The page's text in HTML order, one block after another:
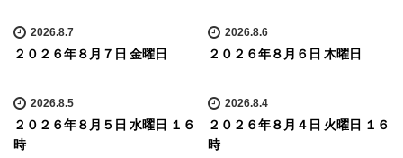
2026.8.7
２０２６年８月７日 金曜日
2026.8.6
２０２６年８月６日 木曜日
2026.8.5
２０２６年８月５日 水曜日 １６
時
2026.8.4
２０２６年８月４日 火曜日 １６
時